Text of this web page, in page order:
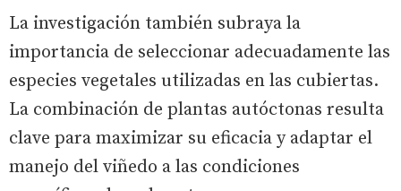
La investigación también subraya la
importancia de seleccionar adecuadamente las
especies vegetales utilizadas en las cubiertas.
La combinación de plantas autóctonas resulta
clave para maximizar su eficacia y adaptar el
manejo del viñedo a las condiciones